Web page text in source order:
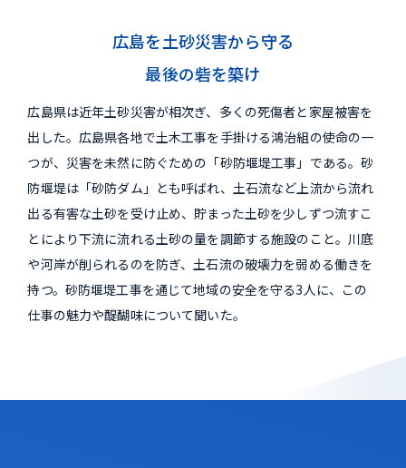
広島を土砂災害から守る
最後の砦を築け
広島県は近年土砂災害が相次ぎ、多くの死傷者と家屋被害を
出した。広島県各地で土木工事を手掛ける鴻治組の使命の一
つが、災害を未然に防ぐための「砂防堰堤工事」である。砂
防堰堤は「砂防ダム」とも呼ばれ、土石流など上流から流れ
出る有害な土砂を受け止め、貯まった土砂を少しずつ流すこ
とにより下流に流れる土砂の量を調節する施設のこと。川底
や河岸が削られるのを防ぎ、土石流の破壊力を弱める働きを
持つ。砂防堰堤工事を通じて地域の安全を守る3人に、この
仕事の魅力や醍醐味について聞いた。